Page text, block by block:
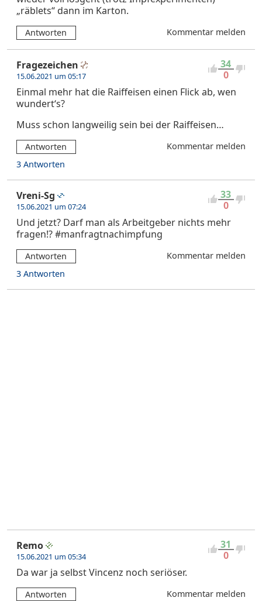
„räblets“ dann im Karton.
Antworten Kommentar melden
34
0
Fragezeichen
15.06.2021 um 05:17
Einmal mehr hat die Raiffeisen einen Flick ab, wen
wundert‘s?
Muss schon langweilig sein bei der Raiffeisen…
Antworten
Kommentar melden
3 Antworten
33
0
Vreni-Sg
15.06.2021 um 07:24
Und jetzt? Darf man als Arbeitgeber nichts mehr
fragen!? #manfragtnachimpfung
Antworten
Kommentar melden
3 Antworten
31
0
Remo
15.06.2021 um 05:34
Da war ja selbst Vincenz noch seriöser.
Antworten Kommentar melden